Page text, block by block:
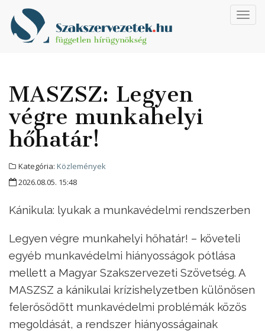
MASZSZ: Legyen
végre munkahelyi
hőhatár!
Kategória: Közlemények
2026.08.05. 15:48
Kánikula: lyukak a munkavédelmi rendszerben
Legyen végre munkahelyi hőhatár! – követeli
egyéb munkavédelmi hiányosságok pótlása
mellett a Magyar Szakszervezeti Szövetség. A
MASZSZ a kánikulai krízishelyzetben különösen
felerősödött munkavédelmi problémák közös
megoldását, a rendszer hiányosságainak